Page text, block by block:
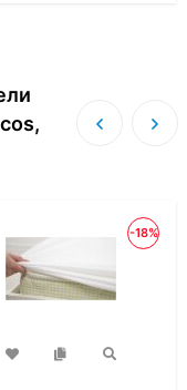
-18%